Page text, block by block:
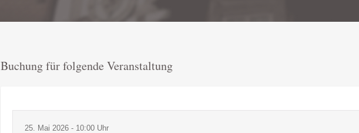
Buchung für folgende Veranstaltung
25. Mai 2026 - 10:00 Uhr